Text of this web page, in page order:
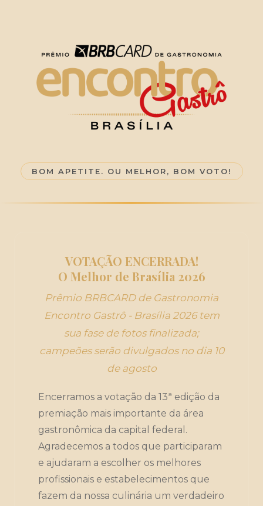
BOM APETITE. OU MELHOR, BOM VOTO!
VOTAÇÃO ENCERRADA!
O Melhor de Brasília 2026
Prêmio BRBCARD de Gastronomia
Encontro Gastrô - Brasília 2026 tem
sua fase de fotos finalizada;
campeões serão divulgados no dia 10
de agosto
Encerramos a votação da 13ª edição da
premiação mais importante da área
gastronômica da capital federal.
Agradecemos a todos que participaram
e ajudaram a escolher os melhores
profissionais e estabelecimentos que
fazem da nossa culinária um verdadeiro